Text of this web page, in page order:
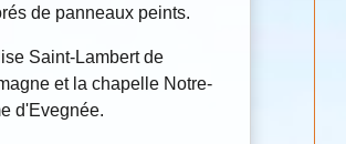
de panneaux peints.
Saint-Lambert de
et la chapelle Notre-
d'Evegnée.